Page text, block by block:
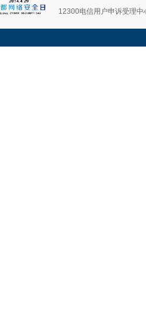
12300电信用户申诉受理中